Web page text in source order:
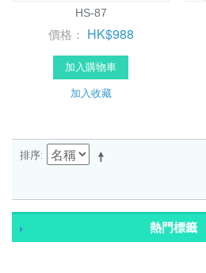
HS-87
價格： HK$988
加入購物車
加入收藏
排序
熱門標籤